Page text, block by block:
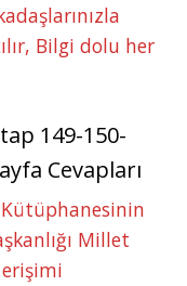
Bilgi dolu her
149-150-
Cevapları
Millet